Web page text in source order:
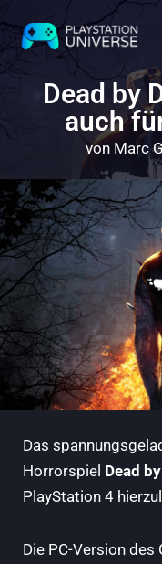
Dead by
auch
von Marc
Das
Horrorspiel Dead
PlayStation 4
Die PC-Version des